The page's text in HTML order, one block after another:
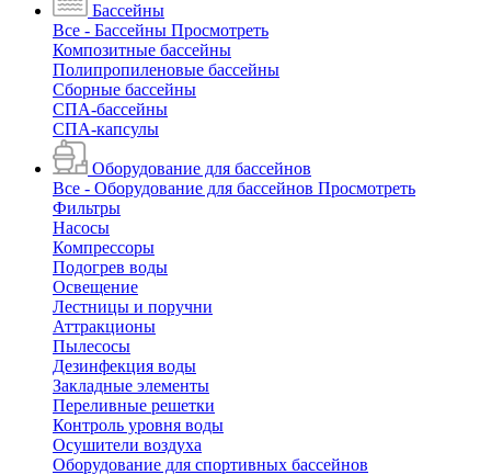
Бассейны
Все - Бассейны Просмотреть
Композитные бассейны
Полипропиленовые бассейны
Сборные бассейны
СПА-бассейны
СПА-капсулы
Оборудование для бассейнов
Все - Оборудование для бассейнов Просмотреть
Фильтры
Насосы
Компрессоры
Подогрев воды
Освещение
Лестницы и поручни
Аттракционы
Пылесосы
Дезинфекция воды
Закладные элементы
Переливные решетки
Контроль уровня воды
Осушители воздуха
Оборудование для спортивных бассейнов